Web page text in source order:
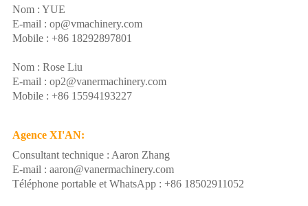
Nom : YUE
E-mail : op@vmachinery.com
Mobile : +86 18292897801
Nom : Rose Liu
E-mail : op2@vanermachinery.com
Mobile : +86 15594193227
Agence XI'AN:
Consultant technique : Aaron Zhang
E-mail : aaron@vanermachinery.com
Téléphone portable et WhatsApp : +86 18502911052